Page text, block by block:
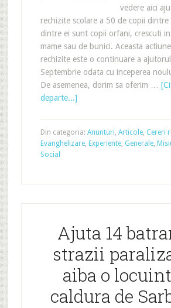
vedere aici
rechizite scolare a 50 de copii
dintre ei sunt copii orfani, crescuti
mame sau de bunici. Aceasta
rechizite este o continuare a
Septembrie odata cu inceperea
De asemenea, dorim sa oferim …
departe...]
Din categoria: Anunturi, Articole, Cereri
Evanghelizare, Experiente, Generale,
Social
Ajuta 14
strazii
aiba o
caldura de